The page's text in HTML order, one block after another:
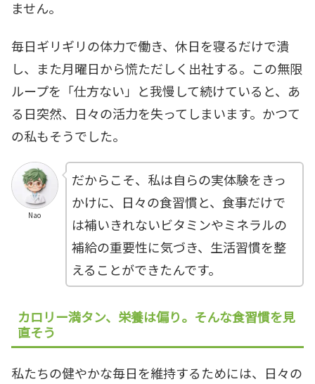
ません。
毎日ギリギリの体力で働き、休日を寝るだけで潰
し、また月曜日から慌ただしく出社する。この無限
ループを「仕方ない」と我慢して続けていると、あ
る日突然、日々の活力を失ってしまいます。かつて
の私もそうでした。
Nao
だからこそ、私は自らの実体験をきっ
かけに、日々の食習慣と、食事だけで
は補いきれないビタミンやミネラルの
補給の重要性に気づき、生活習慣を整
えることができたんです。
カロリー満タン、栄養は偏り。そんな食習慣を見
直そう
私たちの健やかな毎日を維持するためには、日々の